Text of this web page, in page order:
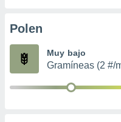
e
mediante
Polen
Muy bajo
Gramíneas (2 #/